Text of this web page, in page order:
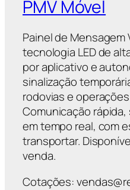
PMV Móvel
Painel de Mensagem
tecnologia LED de
por aplicativo e
sinalização
rodovias e
Comunicação
em tempo real, com
transportar.
venda.
Cotações: